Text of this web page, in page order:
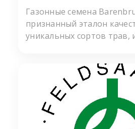
Газонные семена
признанный эталон
уникальных сортов трав,
компании, производятся
континентах. Ежегодно
пополняет свой арсенал
дипломов,
внимание к качеству